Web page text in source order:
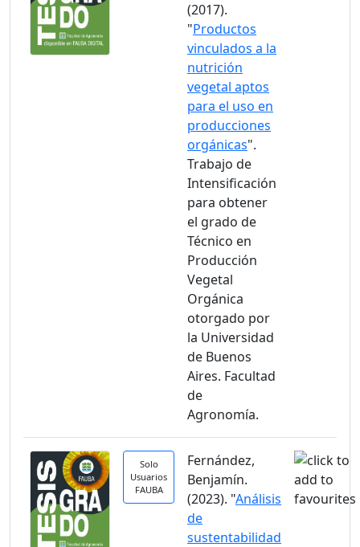
(2017).
"Productos
vinculados a la
nutrición
vegetal aptos
para el uso en
producciones
orgánicas".
Trabajo de
Intensificación
para obtener
el grado de
Técnico en
Producción
Vegetal
Orgánica
otorgado por
la Universidad
de Buenos
Aires. Facultad
de
Agronomía.
Solo
Usuarios
FAUBA
Fernández,
Benjamín.
(2023). "Análisis
de
sustentabilidad